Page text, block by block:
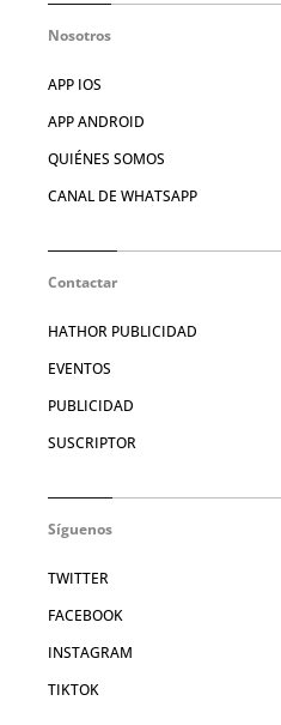
Nosotros
APP IOS
APP ANDROID
QUIÉNES SOMOS
CANAL DE WHATSAPP
Contactar
HATHOR PUBLICIDAD
EVENTOS
PUBLICIDAD
SUSCRIPTOR
Síguenos
TWITTER
FACEBOOK
INSTAGRAM
TIKTOK